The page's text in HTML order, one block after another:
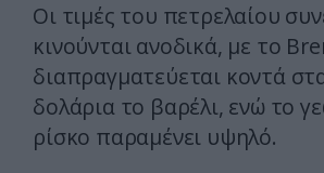
Οι τιμές του πετρελαίου
κινούνται ανοδικά, με το
διαπραγματεύεται κοντά
δολάρια το βαρέλι, ενώ το
ρίσκο παραμένει υψηλό.